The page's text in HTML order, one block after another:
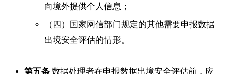
向境外提供个人信息；
（四）国家网信部门规定的其他需要申报数据
出境安全评估的情形。
第五条 数据处理者在申报数据出境安全评估前，应